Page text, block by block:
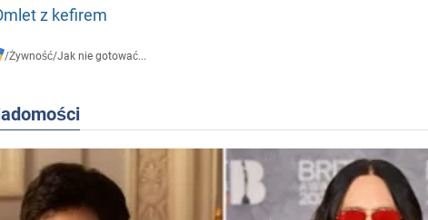
z kefirem
/Żywność/Jak nie gotować...